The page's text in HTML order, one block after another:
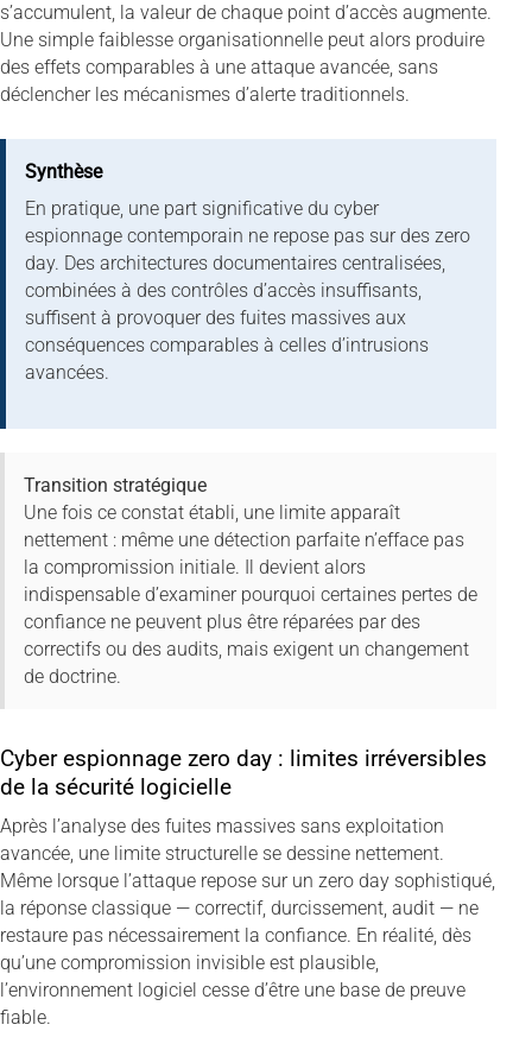
s’accumulent, la valeur de chaque point d’accès augmente.
Une simple faiblesse organisationnelle peut alors produire
des effets comparables à une attaque avancée, sans
déclencher les mécanismes d’alerte traditionnels.
Synthèse
En pratique, une part significative du cyber
espionnage contemporain ne repose pas sur des zero
day. Des architectures documentaires centralisées,
combinées à des contrôles d’accès insuffisants,
suffisent à provoquer des fuites massives aux
conséquences comparables à celles d’intrusions
avancées.
Transition stratégique
Une fois ce constat établi, une limite apparaît
nettement : même une détection parfaite n’efface pas
la compromission initiale. Il devient alors
indispensable d’examiner pourquoi certaines pertes de
confiance ne peuvent plus être réparées par des
correctifs ou des audits, mais exigent un changement
de doctrine.
Cyber espionnage zero day : limites irréversibles
de la sécurité logicielle
Après l’analyse des fuites massives sans exploitation
avancée, une limite structurelle se dessine nettement.
Même lorsque l’attaque repose sur un zero day sophistiqué,
la réponse classique — correctif, durcissement, audit — ne
restaure pas nécessairement la confiance. En réalité, dès
qu’une compromission invisible est plausible,
l’environnement logiciel cesse d’être une base de preuve
fiable.